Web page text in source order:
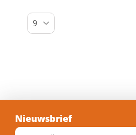
Nieuwsbrief